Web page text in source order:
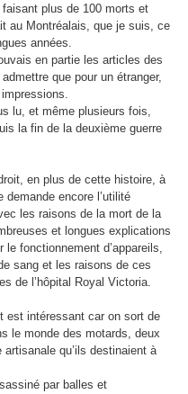
plus de 100 morts et
au Montréalais, que je suis, ce
années.
en partie les articles des
que pour un étranger,
lu, et même plusieurs fois,
la fin de la deuxième guerre
en plus de cette histoire, à
demande encore l’utilité
les raisons de la mort de la
et longues explications
fonctionnement d’appareils,
sang et les raisons de ces
de l’hôpital Royal Victoria.
est intéressant car on sort de
le monde des motards, deux
qu’ils destinaient à
par balles et